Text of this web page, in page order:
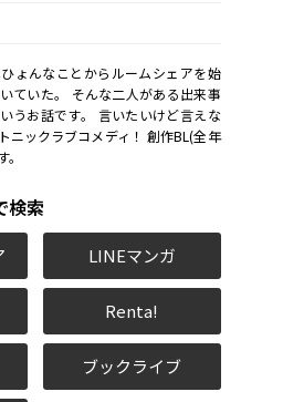
ょんなことからルームシェアを始
ていた。 そんな二人がある出来事
うお話です。 言いたいけど言えな
ニックラブコメディ！ 創作BL(全年
検索
LINEマンガ
Renta!
ブックライブ